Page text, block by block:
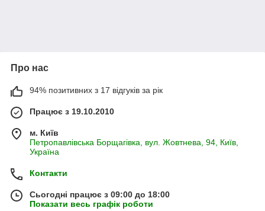
Про нас
94% позитивних з 17 відгуків за рік
Працює з 19.10.2010
м. Київ
Петропавлівська Борщагівка, вул. Жовтнева, 94, Київ,
Україна
Контакти
Сьогодні працює з 09:00 до 18:00
Показати весь графік роботи